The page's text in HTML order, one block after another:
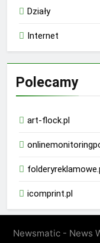
Działy
Internet
Polecamy
art-flock.pl
icomprint.pl
Newsmatic - News